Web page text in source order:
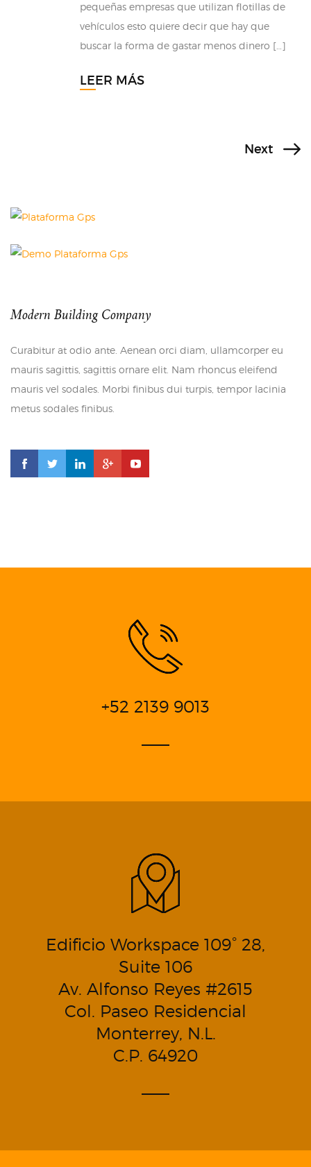
pequeñas empresas que utilizan flotillas de
vehículos esto quiere decir que hay que
buscar la forma de gastar menos dinero […]
LEER MÁS
Next
Modern Building Company
Curabitur at odio ante. Aenean orci diam, ullamcorper eu
mauris sagittis, sagittis ornare elit. Nam rhoncus eleifend
mauris vel sodales. Morbi finibus dui turpis, tempor lacinia
metus sodales finibus.
+52 2139 9013
Edificio Workspace 109° 28,
Suite 106
Av. Alfonso Reyes #2615
Col. Paseo Residencial
Monterrey, N.L.
C.P. 64920